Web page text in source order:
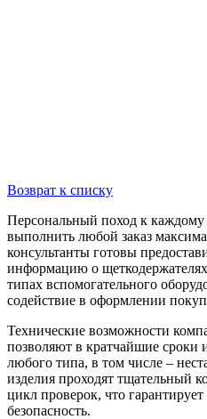
Возврат к списку
Персональный поход к каждому
выполнить любой заказ
консультанты готовы
информацию о
типах вспомогательного
содействие в оформлении
Технические возможности
позволяют в кратчайшие сроки
любого типа, в том числе –
изделия проходят тщательный
цикл проверок, что
безопасность.